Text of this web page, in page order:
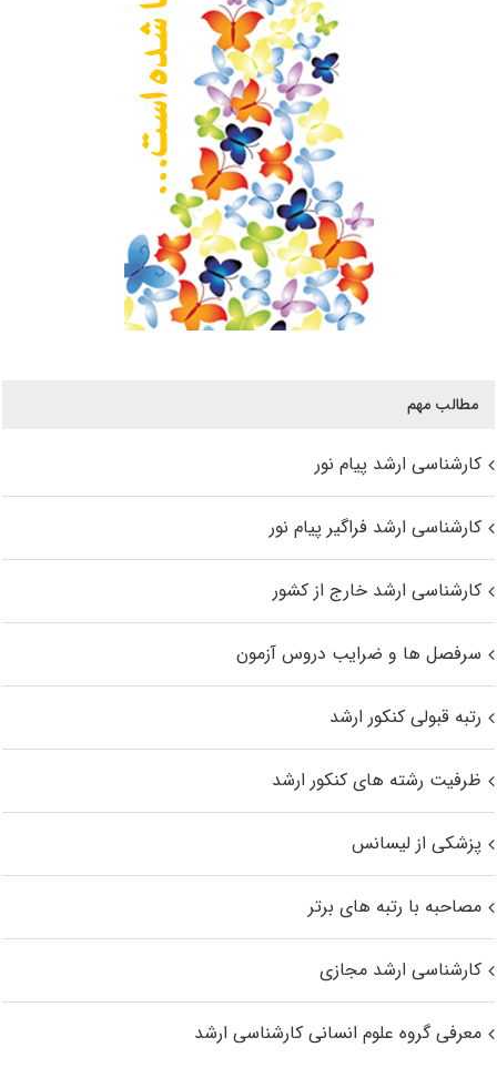
مطالب مهم
کارشناسی ارشد پیام نور
کارشناسی ارشد فراگیر پیام نور
کارشناسی ارشد خارج از کشور
سرفصل ها و ضرایب دروس آزمون
رتبه قبولی کنکور ارشد
ظرفیت رشته های کنکور ارشد
پزشکی از لیسانس
مصاحبه با رتبه های برتر
کارشناسی ارشد مجازی
معرفی گروه علوم انسانی کارشناسی ارشد